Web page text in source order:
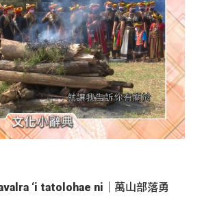
‘i tatolohae ni｜萬山部落勇